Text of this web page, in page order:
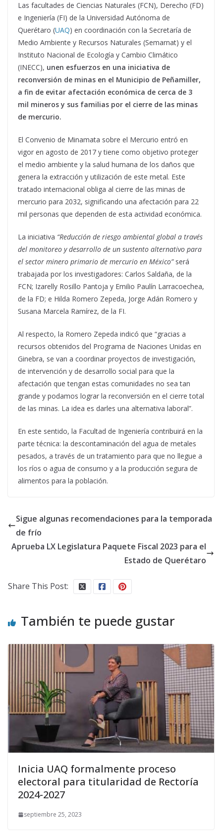
Las facultades de Ciencias Naturales (FCN), Derecho (FD)
e Ingeniería (FI) de la Universidad Autónoma de
Querétaro (UAQ) en coordinación con la Secretaría de
Medio Ambiente y Recursos Naturales (Semarnat) y el
Instituto Nacional de Ecología y Cambio Climático
(INECC), unen esfuerzos en una iniciativa de
reconversión de minas en el Municipio de Peñamiller,
a fin de evitar afectación económica de cerca de 3
mil mineros y sus familias por el cierre de las minas
de mercurio.
El Convenio de Minamata sobre el Mercurio entró en
vigor en agosto de 2017 y tiene como objetivo proteger
el medio ambiente y la salud humana de los daños que
genera la extracción y utilización de este metal. Este
tratado internacional obliga al cierre de las minas de
mercurio para 2032, significando una afectación para 22
mil personas que dependen de esta actividad económica.
La iniciativa “Reducción de riesgo ambiental global a través
del monitoreo y desarrollo de un sustento alternativo para
el sector minero primario de mercurio en México”será
trabajada por los investigadores: Carlos Saldaña, de la
FCN; Izarelly Rosillo Pantoja y Emilio Paulín Larracoechea,
de la FD; e Hilda Romero Zepeda, Jorge Adán Romero y
Susana Marcela Ramírez, de la FI.
Al respecto, la Romero Zepeda indicó que “gracias a
recursos obtenidos del Programa de Naciones Unidas en
Ginebra, se van a coordinar proyectos de investigación,
de intervención y de desarrollo social para que la
afectación que tengan estas comunidades no sea tan
grande y podamos lograr la reconversión en el cierre total
de las minas. La idea es darles una alternativa laboral”.
En este sentido, la Facultad de Ingeniería contribuirá en la
parte técnica: la descontaminación del agua de metales
pesados, a través de un tratamiento para que no llegue a
los ríos o agua de consumo y a la producción segura de
alimentos para la población.
Sigue algunas recomendaciones para la temporada
de frío
Aprueba LX Legislatura Paquete Fiscal 2023 para el
Estado de Querétaro
Share This Post:
También te puede gustar
Inicia UAQ formalmente proceso
electoral para titularidad de Rectoría
2024-2027
septiembre 25, 2023